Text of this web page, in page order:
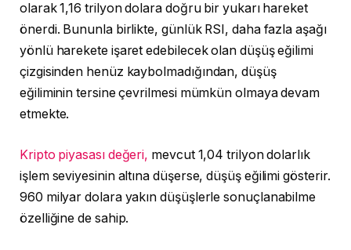
olarak 1,16 trilyon dolara doğru bir yukarı hareket
önerdi. Bununla birlikte, günlük RSI, daha fazla aşağı
yönlü harekete işaret edebilecek olan düşüş eğilimi
çizgisinden henüz kaybolmadığından, düşüş
eğiliminin tersine çevrilmesi mümkün olmaya devam
etmekte.
Kripto piyasası değeri, mevcut 1,04 trilyon dolarlık
işlem seviyesinin altına düşerse, düşüş eğilimi gösterir.
960 milyar dolara yakın düşüşlerle sonuçlanabilme
özelliğine de sahip.